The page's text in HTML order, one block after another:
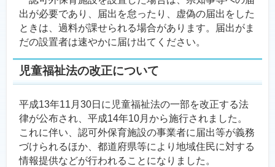
出が必要であり、届出を怠ったり、虚偽の届出をした
ときは、過料が課せられる場合があります。届出がま
だの設置者は速やかに届け出てください。
児童福祉法の改正について
平成13年11月30日に児童福祉法の一部を改正する法
律が公布され、平成14年10月から施行されました。
これに伴い、認可外保育施設の事業者に届出等が義務
づけられるほか、都道府県等により地域住民に対する
情報提供などが行われることになりました。